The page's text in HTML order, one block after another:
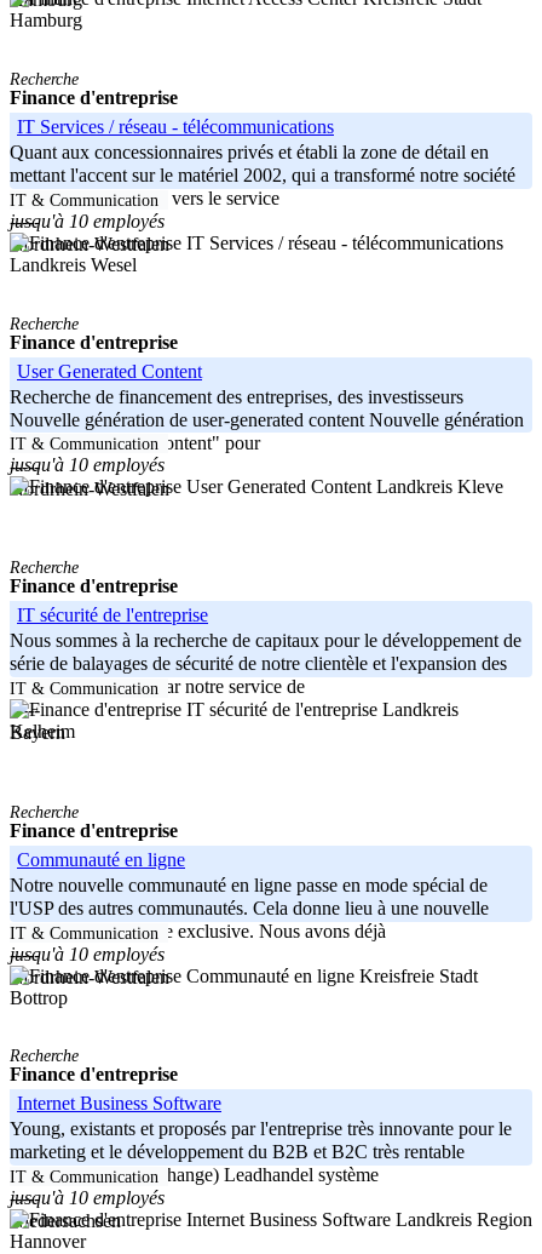
Hamburg
Recherche
Finance d'entreprise
IT Services / réseau - télécommunications
Quant aux concessionnaires privés et établi la zone de détail en
mettant l'accent sur le matériel 2002, qui a transformé notre société
dans le temps, courir vers le service
-----
Nordrhein-Westfalen
IT & Communication
jusqu'à 10 employés
Landkreis Wesel
Recherche
Finance d'entreprise
User Generated Content
Recherche de financement des entreprises, des investisseurs
Nouvelle génération de user-generated content Nouvelle génération
de "user generated content" pour
-----
Nordrhein-Westfalen
IT & Communication
jusqu'à 10 employés
Landkreis Kleve
Recherche
Finance d'entreprise
IT sécurité de l'entreprise
Nous sommes à la recherche de capitaux pour le développement de
série de balayages de sécurité de notre clientèle et l'expansion des
ventes. Développé par notre service de
-----
Bayern
IT & Communication
Landkreis
Kelheim
Recherche
Finance d'entreprise
Communauté en ligne
Notre nouvelle communauté en ligne passe en mode spécial de
l'USP des autres communautés. Cela donne lieu à une nouvelle
communauté en ligne exclusive. Nous avons déjà
-----
Nordrhein-Westfalen
IT & Communication
jusqu'à 10 employés
Kreisfreie Stadt
Bottrop
Recherche
Finance d'entreprise
Internet Business Software
Young, existants et proposés par l'entreprise très innovante pour le
marketing et le développement du B2B et B2C très rentable
(nouveaux clients-échange) Leadhandel système
-----
Niedersachsen
IT & Communication
jusqu'à 10 employés
Landkreis Region
Hannover